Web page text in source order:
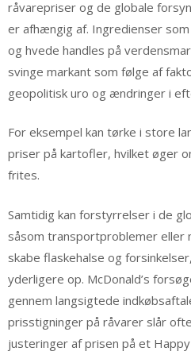
råvarepriser og de globale
er afhængig af. Ingredienser
og hvede handles på
svinge markant som følge af
geopolitisk uro og ændringer i
For eksempel kan tørke i store
priser på kartofler, hvilket øger
frites.
Samtidig kan forstyrrelser i de
såsom transportproblemer eller
skabe flaskehalse og
yderligere op. McDonald’s
gennem langsigtede
prisstigninger på råvarer slår
justeringer af prisen på et Happy